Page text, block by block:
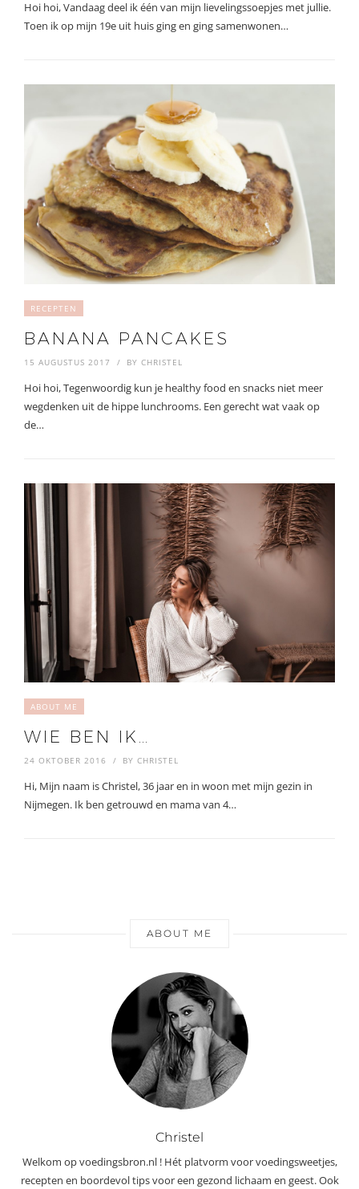
Hoi hoi, Vandaag deel ik één van mijn lievelingssoepjes met jullie.
Toen ik op mijn 19e uit huis ging en ging samenwonen…
RECEPTEN
BANANA PANCAKES
15 AUGUSTUS 2017 BY CHRISTEL
Hoi hoi, Tegenwoordig kun je healthy food en snacks niet meer
wegdenken uit de hippe lunchrooms. Een gerecht wat vaak op
de…
ABOUT ME
WIE BEN IK…
24 OKTOBER 2016 BY CHRISTEL
Hi, Mijn naam is Christel, 36 jaar en in woon met mijn gezin in
Nijmegen. Ik ben getrouwd en mama van 4…
ABOUT ME
Christel
Welkom op voedingsbron.nl ! Hét platvorm voor voedingsweetjes,
recepten en boordevol tips voor een gezond lichaam en geest. Ook